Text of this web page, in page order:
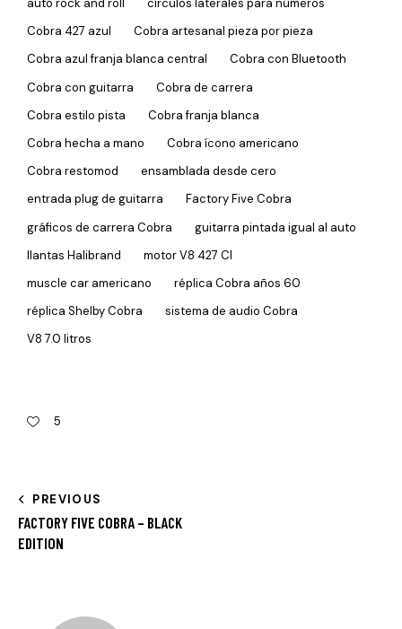
auto rock and roll
círculos laterales para números
Cobra 427 azul
Cobra artesanal pieza por pieza
Cobra azul franja blanca central
Cobra con Bluetooth
Cobra con guitarra
Cobra de carrera
Cobra estilo pista
Cobra franja blanca
Cobra hecha a mano
Cobra ícono americano
Cobra restomod
ensamblada desde cero
entrada plug de guitarra
Factory Five Cobra
gráficos de carrera Cobra
guitarra pintada igual al auto
llantas Halibrand
motor V8 427 CI
muscle car americano
réplica Cobra años 60
réplica Shelby Cobra
sistema de audio Cobra
V8 7.0 litros
5
PREVIOUS
FACTORY FIVE COBRA – BLACK
EDITION